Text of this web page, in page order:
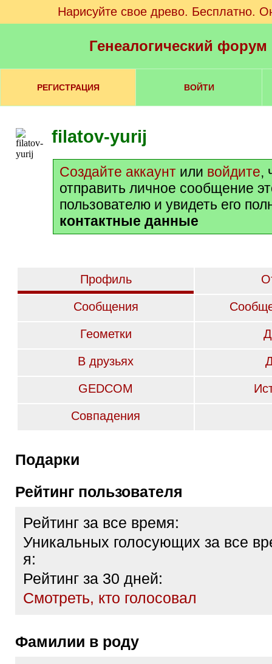
Нарисуйте свое древо. Бесплатно.
Генеалогический
РЕГИСТРАЦИЯ ВОЙТИ
filatov-yurij
Создайте аккаунт или войдите,
отправить личное сообщение
пользователю и увидеть его
контактные данные
Профиль
Сообщения
Геометки
В друзьях
GEDCOM
Совпадения
Подарки
Рейтинг пользователя
Рейтинг за все время:
Уникальных голосующих за все
я:
Рейтинг за 30 дней:
Cмотреть, кто голосовал
Фамилии в роду